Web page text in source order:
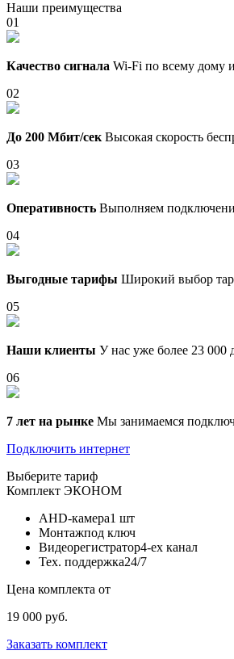
Наши преимущества
01
Качество сигнала Wi-Fi по всему дому
02
До 200 Мбит/сек Высокая скорость
03
Оперативность Выполняем
04
Выгодные тарифы Широкий выбор
05
Наши клиенты У нас уже более 23 000
06
7 лет на рынке Мы занимаемся
Подключить интернет
Выберите тариф
Комплект ЭКОНОМ
AHD-камера1 шт
Монтажпод ключ
Видеорегистратор4-ех канал
Тех. поддержка24/7
Цена комплекта от
19 000 руб.
Заказать комплект